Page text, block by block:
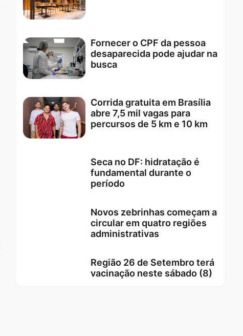
Fornecer o CPF da pessoa
desaparecida pode ajudar na
busca
Corrida gratuita em Brasília
abre 7,5 mil vagas para
percursos de 5 km e 10 km
Seca no DF: hidratação é
fundamental durante o
período
Novos zebrinhas começam a
circular em quatro regiões
administrativas
Região 26 de Setembro terá
vacinação neste sábado (8)